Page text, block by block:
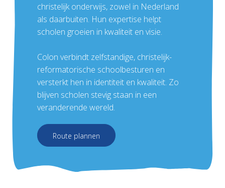
christelijk onderwijs, zowel in Nederland
als daarbuiten. Hun expertise helpt
scholen groeien in kwaliteit en visie.
Colon verbindt zelfstandige, christelijk-
reformatorische schoolbesturen en
versterkt hen in identiteit en kwaliteit. Zo
blijven scholen stevig staan in een
veranderende wereld.
Route plannen